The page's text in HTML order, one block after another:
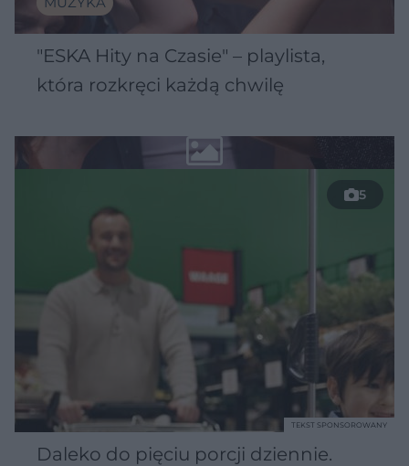
"ESKA Hity na Czasie" – playlista,
która rozkręci każdą chwilę
5
Daleko do pięciu porcji dziennie.
TEKST SPONSOROWANY